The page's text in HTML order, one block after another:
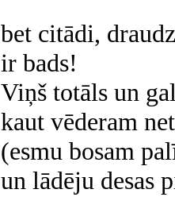
bet citādi,
ir bads!
Viņš totāls un
kaut vēderam
(esmu bosam
un lādēju desas